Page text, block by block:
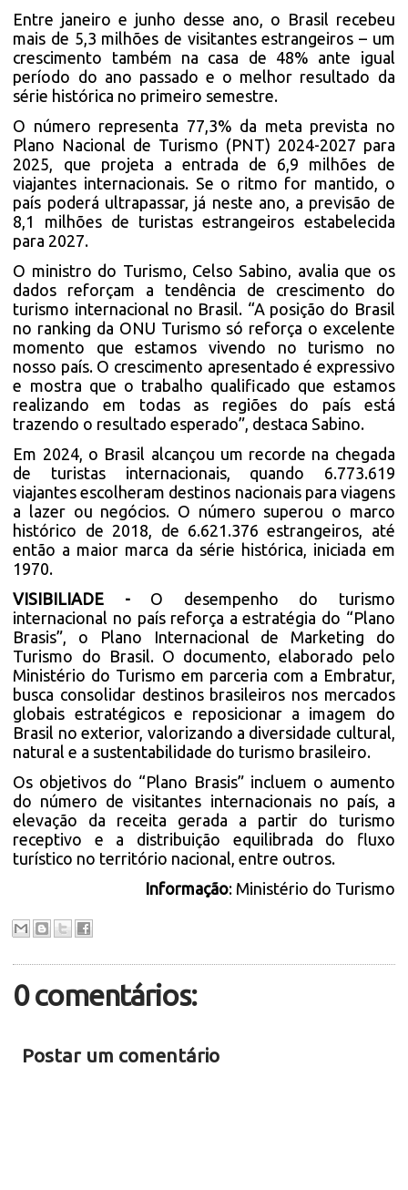
Entre janeiro e junho desse ano, o Brasil recebeu
mais de 5,3 milhões de visitantes estrangeiros – um
crescimento também na casa de 48% ante igual
período do ano passado e o melhor resultado da
série histórica no primeiro semestre.
O número representa 77,3% da meta prevista no
Plano Nacional de Turismo (PNT) 2024-2027 para
2025, que projeta a entrada de 6,9 milhões de
viajantes internacionais. Se o ritmo for mantido, o
país poderá ultrapassar, já neste ano, a previsão de
8,1 milhões de turistas estrangeiros estabelecida
para 2027.
O ministro do Turismo, Celso Sabino, avalia que os
dados reforçam a tendência de crescimento do
turismo internacional no Brasil. “A posição do Brasil
no ranking da ONU Turismo só reforça o excelente
momento que estamos vivendo no turismo no
nosso país. O crescimento apresentado é expressivo
e mostra que o trabalho qualificado que estamos
realizando em todas as regiões do país está
trazendo o resultado esperado”, destaca Sabino.
Em 2024, o Brasil alcançou um recorde na chegada
de turistas internacionais, quando 6.773.619
viajantes escolheram destinos nacionais para viagens
a lazer ou negócios. O número superou o marco
histórico de 2018, de 6.621.376 estrangeiros, até
então a maior marca da série histórica, iniciada em
1970.
VISIBILIADE -O desempenho do turismo
internacional no país reforça a estratégia do “Plano
Brasis”, o Plano Internacional de Marketing do
Turismo do Brasil. O documento, elaborado pelo
Ministério do Turismo em parceria com a Embratur,
busca consolidar destinos brasileiros nos mercados
globais estratégicos e reposicionar a imagem do
Brasil no exterior, valorizando a diversidade cultural,
natural e a sustentabilidade do turismo brasileiro.
Os objetivos do “Plano Brasis” incluem o aumento
do número de visitantes internacionais no país, a
elevação da receita gerada a partir do turismo
receptivo e a distribuição equilibrada do fluxo
turístico no território nacional, entre outros.
Informação: Ministério do Turismo
0 comentários:
Postar um comentário